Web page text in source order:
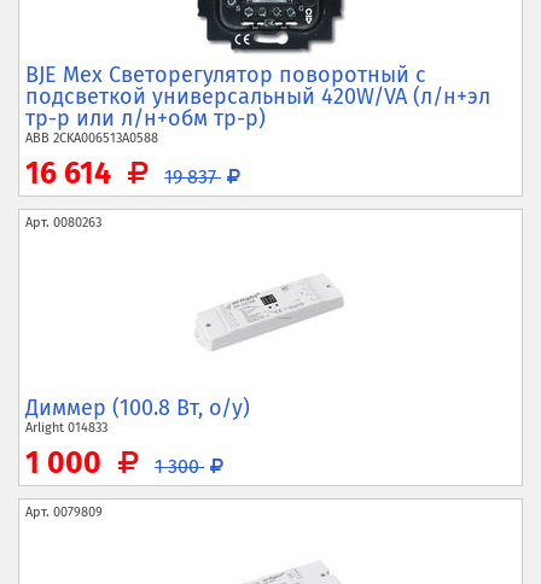
BJE Мех Светорегулятор поворотный с
подсветкой универсальный 420W/VA (л/н+эл
тр-р или л/н+обм тр-р)
ABB 2CKA006513A0588
16 614 19 837
Арт. 0080263
Диммер (100.8 Вт, о/у)
Arlight 014833
1 000 1 300
Арт. 0079809